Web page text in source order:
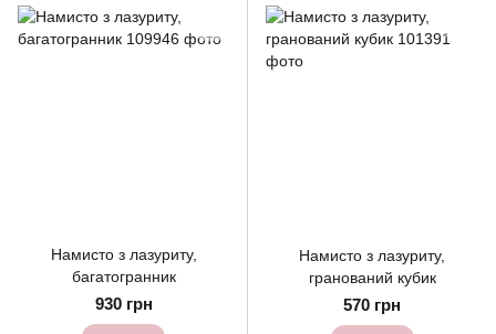
Намисто з лазуриту,
багатогранник
930 грн
Намисто з лазуриту,
гранований кубик
570 грн